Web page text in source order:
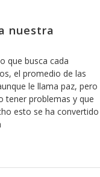
nuestra
que busca cada
el promedio de las
le llama paz, pero
tener problemas y que
esto se ha convertido